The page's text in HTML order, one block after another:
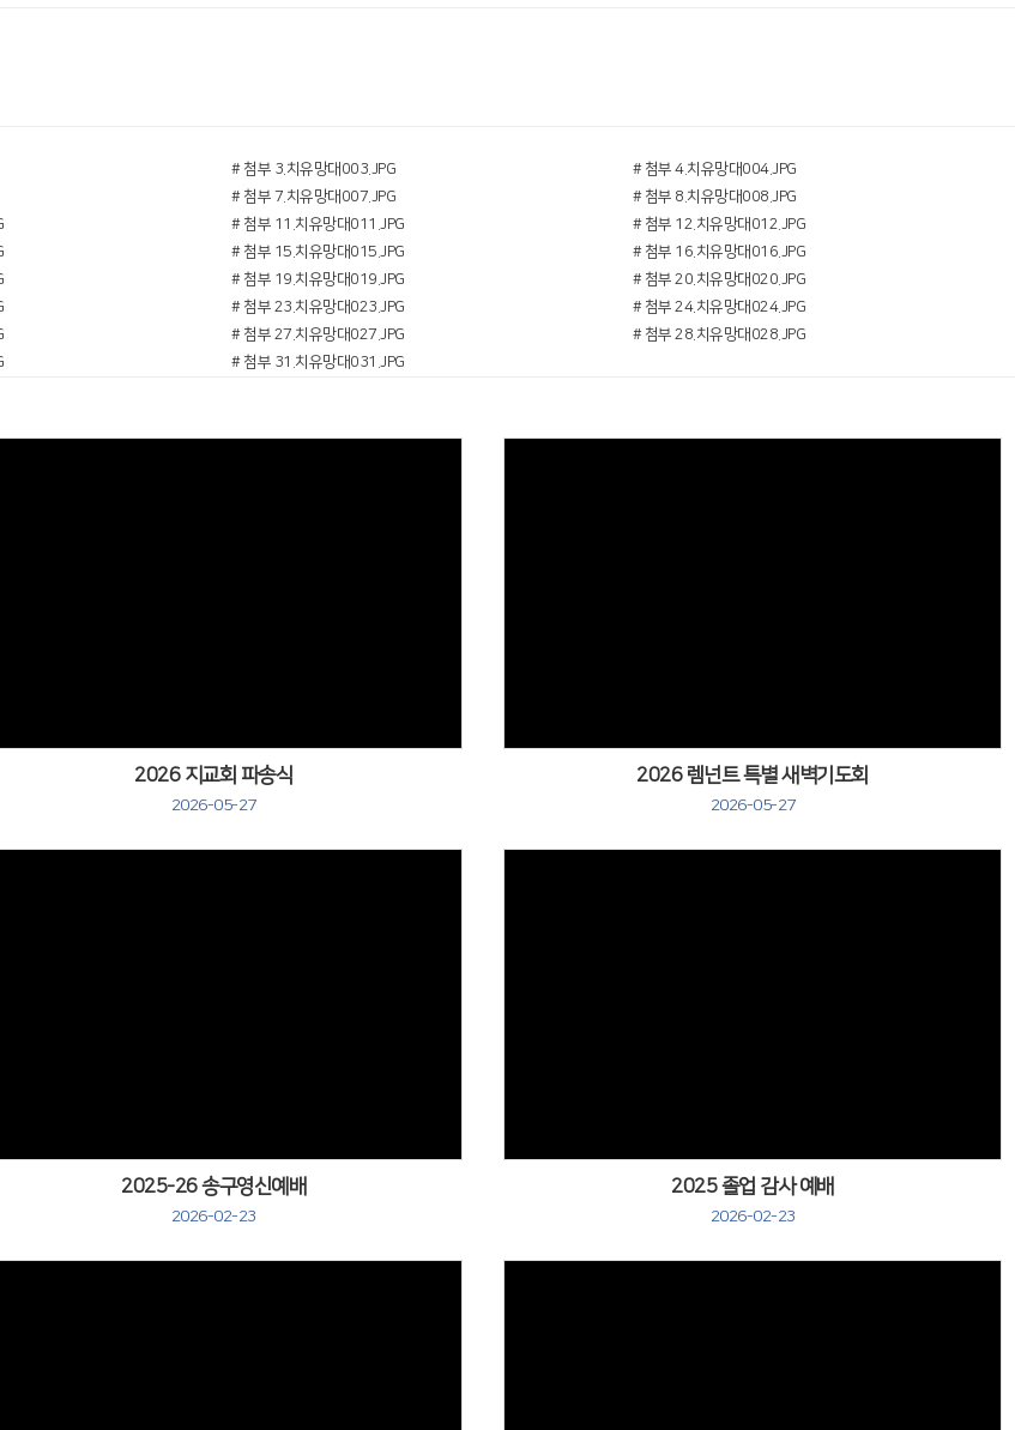
# 첨부 3.치유망대003.JPG
# 첨부 4.치유망대004.JPG
# 첨부 7.치유망대007.JPG
# 첨부 8.치유망대008.JPG
# 첨부 11.치유망대011.JPG
# 첨부 12.치유망대012.JPG
# 첨부 15.치유망대015.JPG
# 첨부 16.치유망대016.JPG
# 첨부 19.치유망대019.JPG
# 첨부 20.치유망대020.JPG
# 첨부 23.치유망대023.JPG
# 첨부 24.치유망대024.JPG
# 첨부 27.치유망대027.JPG
# 첨부 28.치유망대028.JPG
# 첨부 31.치유망대031.JPG
2026 지교회 파송식
2026-05-27
2026 렘넌트 특별 새벽기도회
2026-05-27
2025-26 송구영신예배
2026-02-23
2025 졸업 감사 예배
2026-02-23